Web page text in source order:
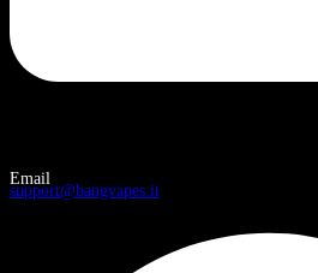
Email
support@bangvapes.it